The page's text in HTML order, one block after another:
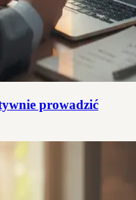
prowadzić